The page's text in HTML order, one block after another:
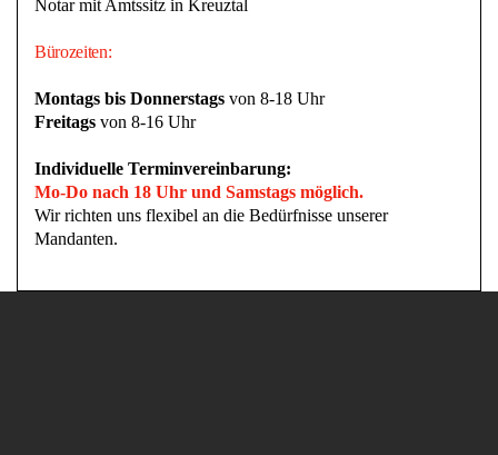
Notar mit Amtssitz in Kreuztal
Bürozeiten:
Montags bis Donnerstags von 8-18 Uhr
Freitags von 8-16 Uhr
Individuelle Terminvereinbarung:
Mo-Do nach 18 Uhr und Samstags möglich.
Wir richten uns flexibel an die Bedürfnisse unserer
Mandanten.